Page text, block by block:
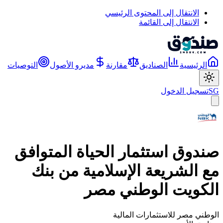
الانتقال إلى المحتوى الرئيسي
الانتقال إلى القائمة
الرئيسية الصناديق مقارنة مديرو الأصول التوصيات
SGتسجيل الدخول
صندوق استثمار الحياة المتوافق
مع الشريعة الإسلامية من بنك
الكويت الوطني مصر
الوطني مصر للاستثمارات المالية